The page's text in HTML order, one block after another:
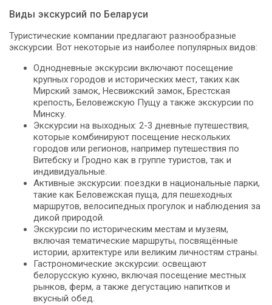
Виды экскурсий по Беларуси
Туристические компании предлагают разнообразные
экскурсии. Вот некоторые из наиболее популярных видов:
Однодневные экскурсии включают посещение
крупных городов и исторических мест, таких как
Мирский замок, Несвижский замок, Брестская
крепость, Беловежскую Пущу а также экскурсии по
Минску.
Экскурсии на выходных: 2-3 дневные путешествия,
которые комбинируют посещение нескольких
городов или регионов, например путешествия по
Витебску и Гродно как в группе туристов, так и
индивидуальные.
Активные экскурсии: поездки в национальные парки,
такие как Беловежская пуща, для пешеходных
маршрутов, велосипедных прогулок и наблюдения за
дикой природой.
Экскурсии по историческим местам и музеям,
включая тематические маршруты, посвящённые
истории, архитектуре или великим личностям страны.
Гастрономические экскурсии: освещают
белорусскую кухню, включая посещение местных
рынков, ферм, а также дегустацию напитков и
вкусный обед.